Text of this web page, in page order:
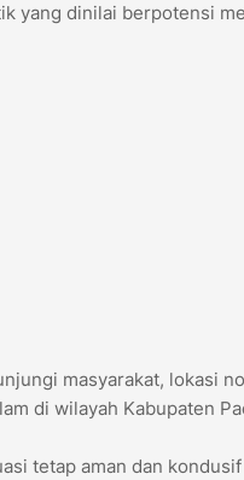
yang dinilai berpotensi
masyarakat, lokasi
di wilayah Kabupaten
tetap aman dan kondusif